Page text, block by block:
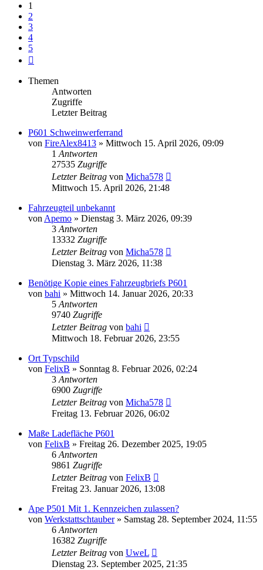
1
2
3
4
5
Themen
Antworten
Zugriffe
Letzter Beitrag
P601 Schweinwerferrand
von FireAlex8413 » Mittwoch 15. April 2026, 09:09
1 Antworten
27535 Zugriffe
Letzter Beitrag von Micha578
Mittwoch 15. April 2026, 21:48
Fahrzeugteil unbekannt
von Apemo » Dienstag 3. März 2026, 09:39
3 Antworten
13332 Zugriffe
Letzter Beitrag von Micha578
Dienstag 3. März 2026, 11:38
Benötige Kopie eines Fahrzeugbriefs P601
von bahi » Mittwoch 14. Januar 2026, 20:33
5 Antworten
9740 Zugriffe
Letzter Beitrag von bahi
Mittwoch 18. Februar 2026, 23:55
Ort Typschild
von FelixB » Sonntag 8. Februar 2026, 02:24
3 Antworten
6900 Zugriffe
Letzter Beitrag von Micha578
Freitag 13. Februar 2026, 06:02
Maße Ladefläche P601
von FelixB » Freitag 26. Dezember 2025, 19:05
6 Antworten
9861 Zugriffe
Letzter Beitrag von FelixB
Freitag 23. Januar 2026, 13:08
Ape P501 Mit 1. Kennzeichen zulassen?
von Werkstattschtauber» Samstag 28. September 2024, 11:55
6 Antworten
16382 Zugriffe
Letzter Beitrag von UweL
Dienstag 23. September 2025, 21:35